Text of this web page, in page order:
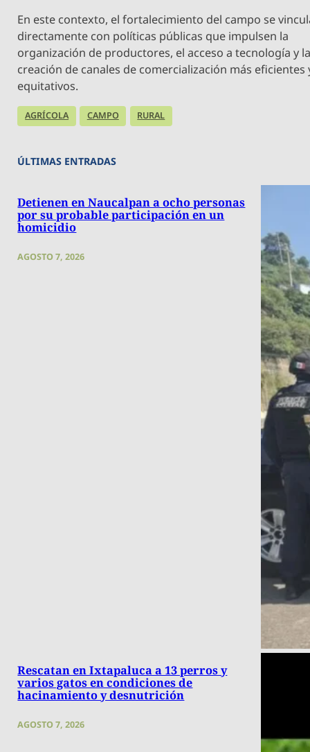
En este contexto, el fortalecimiento del campo se
directamente con políticas públicas que impulsen la
organización de productores, el acceso a tecnología y
creación de canales de comercialización más eficientes
equitativos.
AGRÍCOLA CAMPO RURAL
ÚLTIMAS ENTRADAS
Detienen en Naucalpan a ocho personas
por su probable participación en un
homicidio
AGOSTO 7, 2026
Rescatan en Ixtapaluca a 13 perros y
varios gatos en condiciones de
hacinamiento y desnutrición
AGOSTO 7, 2026